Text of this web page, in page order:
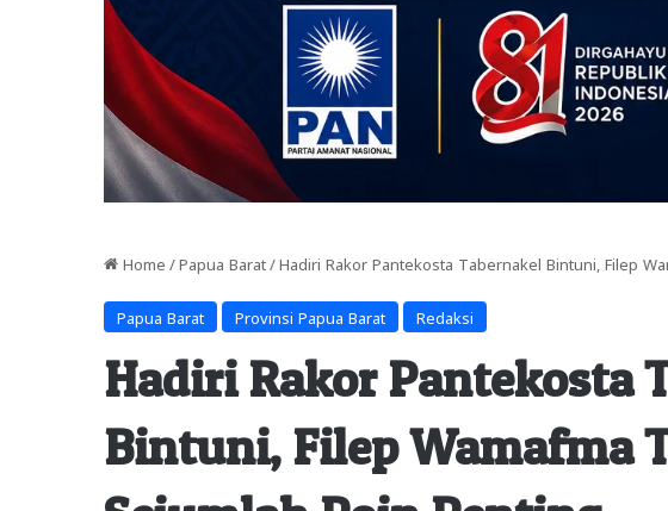
Home / Papua Barat / Hadiri Rakor Pantekosta Tabernakel Bintuni, Filep
Papua Barat Provinsi Papua Barat Redaksi
Hadiri Rakor Pantekosta
Bintuni, Filep Wamafma